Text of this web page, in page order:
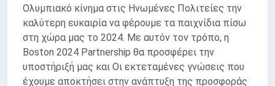
Ολυμπιακό κίνημα στις Ηνωμένες Πολιτείες την
καλύτερη ευκαιρία να φέρουμε τα παιχνίδια πίσω
στη χώρα μας το 2024. Με αυτόν τον τρόπο, η
Boston 2024 Partnership θα προσφέρει την
υποστήριξή μας και Οι εκτεταμένες γνώσεις που
έχουμε αποκτήσει στην ανάπτυξη της προσφοράς